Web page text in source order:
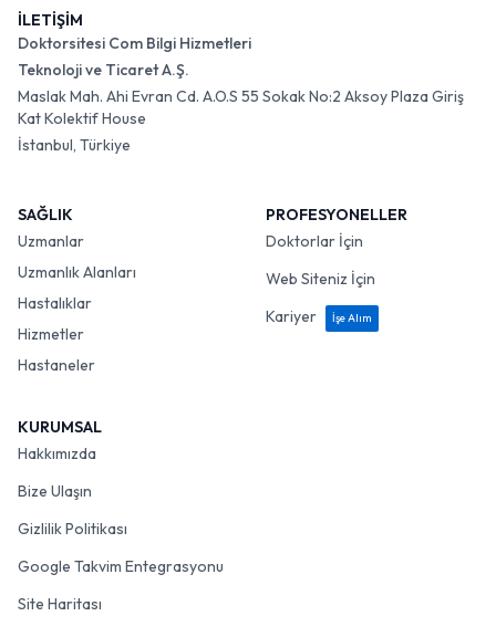
İLETİŞİM
Doktorsitesi Com Bilgi Hizmetleri
Teknoloji ve Ticaret A.Ş.
Maslak Mah. Ahi Evran Cd. A.O.S 55 Sokak No:2 Aksoy Plaza Giriş
Kat Kolektif House
İstanbul, Türkiye
SAĞLIK
Uzmanlar
Uzmanlık Alanları
Hastalıklar
Hizmetler
Hastaneler
PROFESYONELLER
Doktorlar İçin
Web Siteniz İçin
Kariyer
İşe Alım
KURUMSAL
Hakkımızda
Bize Ulaşın
Gizlilik Politikası
Google Takvim Entegrasyonu
Site Haritası